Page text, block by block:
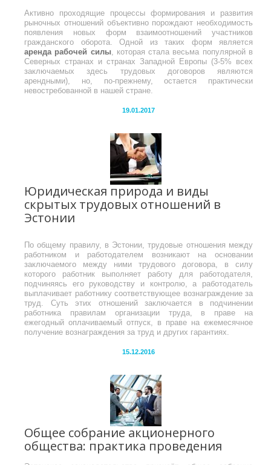
Активно проходящие процессы формирования и развития
рыночных отношений объективно порождают необходимость
появления новых форм взаимоотношений участников
гражданского оборота. Одной из таких форм является
аренда рабочей силы, которая стала весьма популярной в
Северных странах и странах Западной Европы (3-5% всех
заключаемых здесь трудовых договоров являются
арендными), но, по-прежнему, остается практически
невостребованной в нашей стране.
19.01.2017
Юридическая природа и виды
скрытых трудовых отношений в
Эстонии
По общему правилу, в Эстонии, трудовые отношения между
работником и работодателем возникают на основании
заключаемого между ними трудового договора, в силу
которого работник выполняет работу для работодателя,
подчиняясь его руководству и контролю, а работодатель
выплачивает работнику соответствующее вознаграждение за
труд. Суть этих отношений заключается в подчинении
работника правилам организации труда, в праве на
ежегодный оплачиваемый отпуск, в праве на ежемесячное
получение вознаграждения за труд и других гарантиях.
15.12.2016
Общее собрание акционерного
общества: практика проведения